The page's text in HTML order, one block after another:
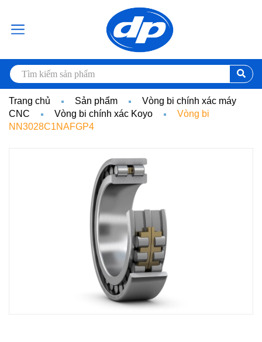
Trang chủ Sản phẩm
Vòng bi chính xác máy
CNC
Vòng bi chính xác Koyo
Vòng bi
NN3028C1NAFGP4